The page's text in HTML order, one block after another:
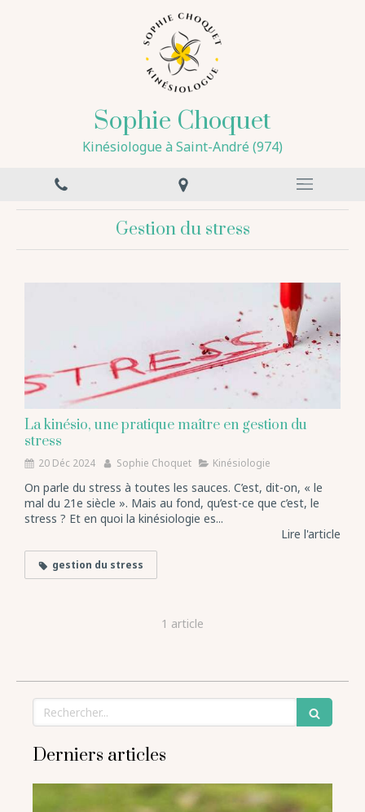
Sophie Choquet
Kinésiologue à Saint-André (974)
Gestion du stress
La kinésio, une pratique maître en gestion du
stress
20 Déc 2024 Sophie Choquet Kinésiologie
On parle du stress à toutes les sauces. C’est, dit-on, « le
mal du 21e siècle ». Mais au fond, qu’est-ce que c’est, le
stress ? Et en quoi la kinésiologie es...
Lire l'article
gestion du stress
1 article
Rechercher
Derniers articles